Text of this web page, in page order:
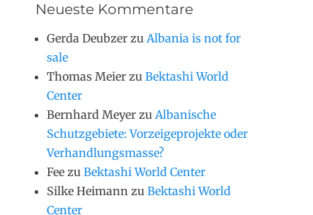
Neueste Kommentare
Gerda Deubzer zu Albania is not for
sale
Thomas Meier zu Bektashi World
Center
Bernhard Meyer zu Albanische
Schutzgebiete: Vorzeigeprojekte oder
Verhandlungsmasse?
Fee zu Bektashi World Center
Silke Heimann zu Bektashi World
Center